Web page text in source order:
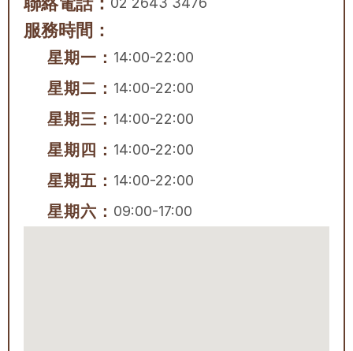
服務時間：
星期一： 14:00-22:00
星期二： 14:00-22:00
星期三： 14:00-22:00
星期四： 14:00-22:00
星期五： 14:00-22:00
星期六： 09:00-17:00